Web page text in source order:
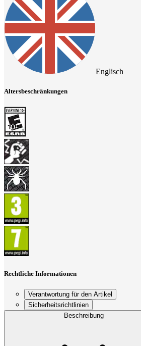
Englisch
Altersbeschränkungen
Rechtliche Informationen
Verantwortung für den Artikel
Sicherheitsrichtlinien
Beschreibung